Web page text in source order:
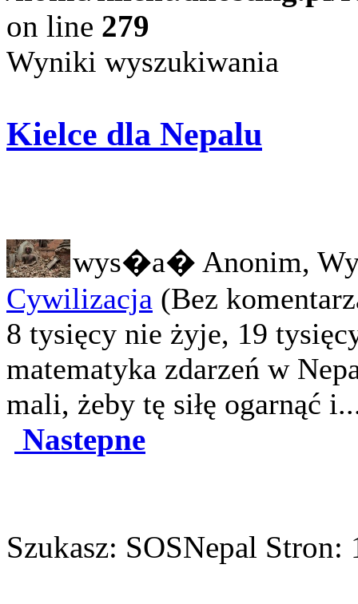
on line 279
Wyniki wyszukiwania
Kielce dla Nepalu
wys�a� Anonim,
Cywilizacja (Bez
8 tysięcy nie żyje, 19
matematyka zdarzeń w
mali, żeby tę siłę ogarnąć
Nastepne
Szukasz: SOSNepal Stron: